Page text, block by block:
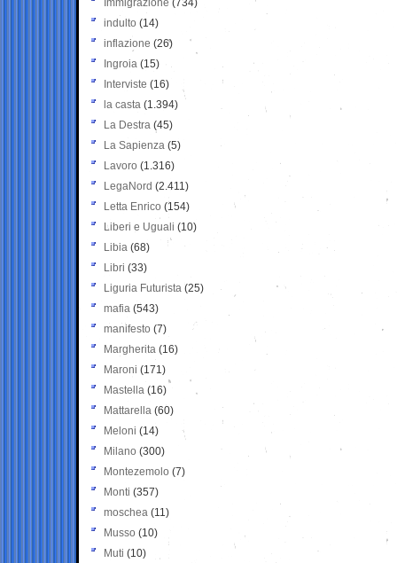
Immigrazione (734)
indulto (14)
inflazione (26)
Ingroia (15)
Interviste (16)
la casta (1.394)
La Destra (45)
La Sapienza (5)
Lavoro (1.316)
LegaNord (2.411)
Letta Enrico (154)
Liberi e Uguali (10)
Libia (68)
Libri (33)
Liguria Futurista (25)
mafia (543)
manifesto (7)
Margherita (16)
Maroni (171)
Mastella (16)
Mattarella (60)
Meloni (14)
Milano (300)
Montezemolo (7)
Monti (357)
moschea (11)
Musso (10)
Muti (10)